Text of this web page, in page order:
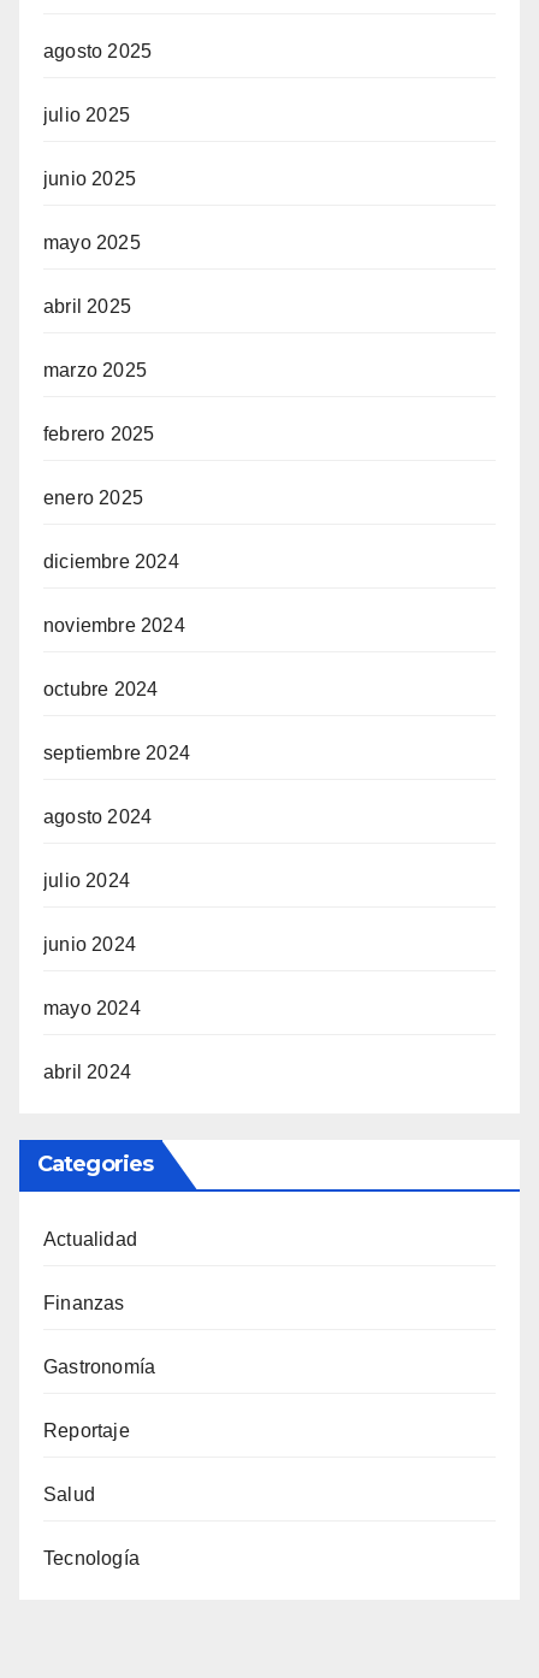
agosto 2025
julio 2025
junio 2025
mayo 2025
abril 2025
marzo 2025
febrero 2025
enero 2025
diciembre 2024
noviembre 2024
octubre 2024
septiembre 2024
agosto 2024
julio 2024
junio 2024
mayo 2024
abril 2024
Categories
Actualidad
Finanzas
Gastronomía
Reportaje
Salud
Tecnología